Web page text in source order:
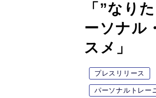
「”なり
ーソナル
スメ」
プレスリリース
パーソナルトレー